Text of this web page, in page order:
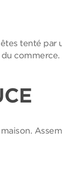
tenté par
commerce.